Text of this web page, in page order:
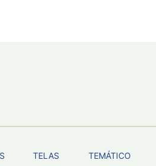
TELAS TEMÁTICO